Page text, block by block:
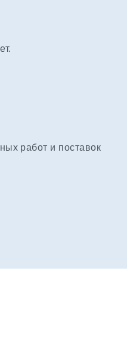
работ и поставок